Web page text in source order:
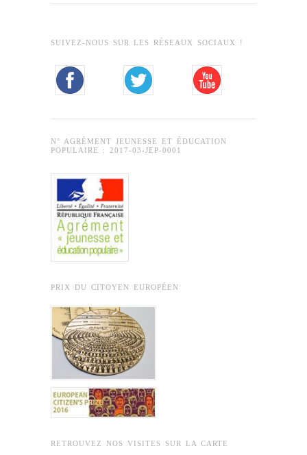
SUIVEZ-NOUS SUR LES RÉSEAUX SOCIAUX !
N° AGRÉMENT JEUNESSE ET ÉDUCATION
POPULAIRE : 2017-03-JEP-0001
PRIX DU CITOYEN EUROPÉEN
RETROUVEZ NOS VISITES SUR LA CARTE